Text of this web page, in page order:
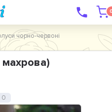
чорно-червоні
0